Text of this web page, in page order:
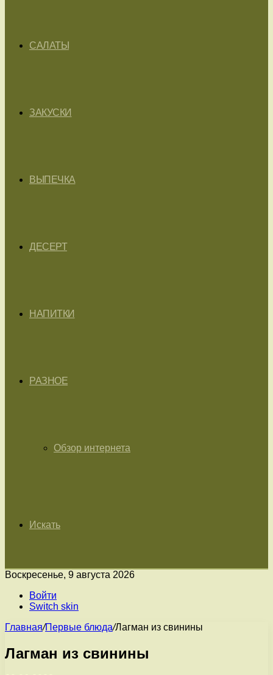
САЛАТЫ
ЗАКУСКИ
ВЫПЕЧКА
ДЕСЕРТ
НАПИТКИ
РАЗНОЕ
Обзор интернета
Искать
Воскресенье, 9 августа 2026
Войти
Switch skin
Главная/Первые блюда/Лагман из свинины
Лагман из свинины